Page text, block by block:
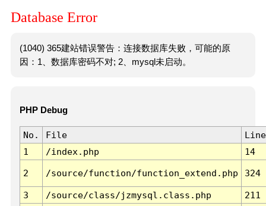
Database Error
(1040) 365建站错误警告：连接数据库失败，可能的原
因：1、数据库密码不对; 2、mysql未启动。
PHP Debug
No. File
Line
1
/index.php 14
2 /source/function/function_extend.php 324
3 /source/class/jzmysql.class.php
211